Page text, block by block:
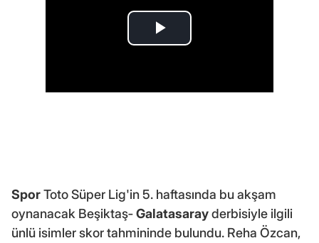
SporToto Süper Lig'in 5. haftasında bu akşam
oynanacak Beşiktaş‐Galatasarayderbisiyle ilgili
ünlü isimler skor tahmininde bulundu. Reha Özcan,